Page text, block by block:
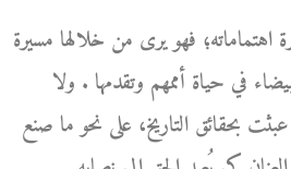
اهتماماته؛ فهو يرى من خلالها مسيرة
في حياة أممهم وتقدمها . ولا
عبثت بحقائق التاريخ، على نحو ما صنع